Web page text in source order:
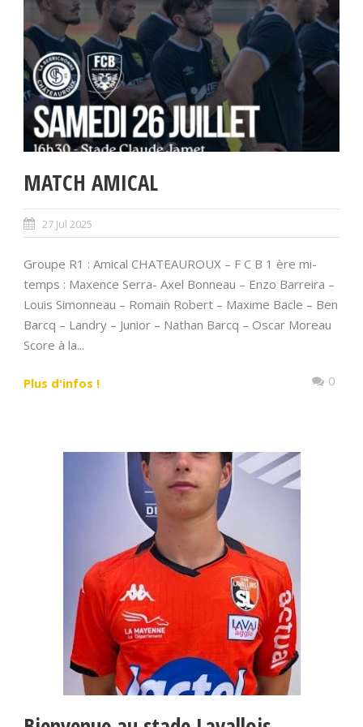
MATCH AMICAL
27 Jul 2025
Groupe R1 : Amical CHATEAUROUX – F C B 1 ère mi-
temps : Maxence Serra- Axel Bonneau – Enzo Barreira –
Louis Simonneau – Romain Robert – Maxime Bacle – Ben
Barcq – Landry – Junior – Nathan Barcq – Oscar Moreau
Score à la...
Plus d'infos ! 0